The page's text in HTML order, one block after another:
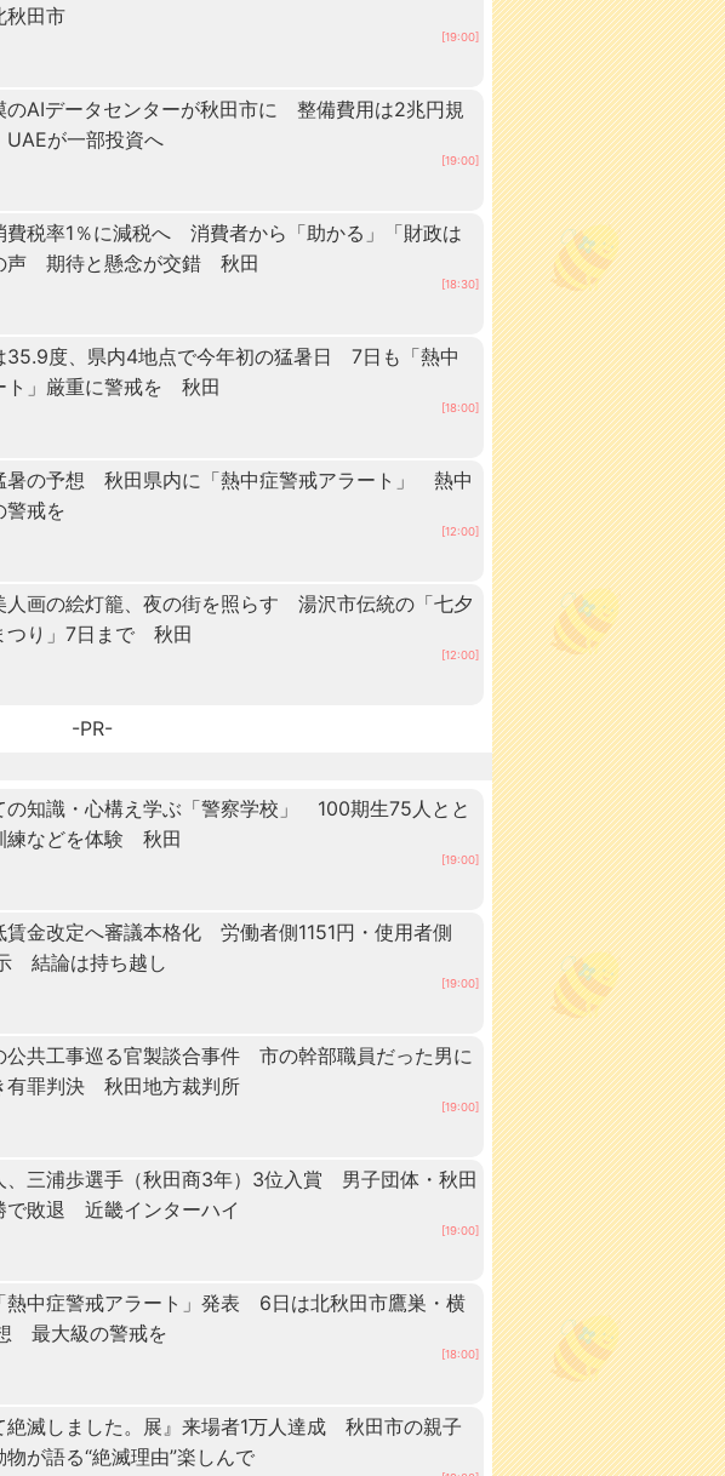
田市
[19:00]
のAIデータセンターが秋田市に 整備費用は2兆円規
が一部投資へ
[19:00]
費税率1％に減税へ 消費者から「助かる」「財政は
声 期待と懸念が交錯 秋田
[18:30]
35.9度、県内4地点で今年初の猛暑日 7日も「熱中
ト」厳重に警戒を 秋田
[18:00]
暑の予想 秋田県内に「熱中症警戒アラート」 熱中
警戒を
[12:00]
人画の絵灯籠、夜の街を照らす 湯沢市伝統の「七夕
つり」7日まで 秋田
[12:00]
-PR-
の知識・心構え学ぶ「警察学校」 100期生75人とと
練などを体験 秋田
[19:00]
賃金改定へ審議本格化 労働者側1151円・使用者側
結論は持ち越し
[19:00]
公共工事巡る官製談合事件 市の幹部職員だった男に
有罪判決 秋田地方裁判所
[19:00]
、三浦歩選手（秋田商3年）3位入賞 男子団体・秋田
で敗退 近畿インターハイ
[19:00]
熱中症警戒アラート」発表 6日は北秋田市鷹巣・横
最大級の警戒を
[18:00]
絶滅しました。展』来場者1万人達成 秋田市の親子
が語る“絶滅理由”楽しんで